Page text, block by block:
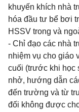
khuyến khích nhà
hóa đầu tư bể bơi
HSSV trong và
- Chỉ đạo các nhà
nhiệm vụ cho giáo
cuối (trước khi học
nhở, hướng dẫn
đến trường và từ
đối không được